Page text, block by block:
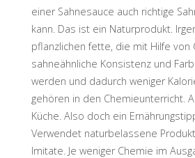
einer Sahnesauce auch richtige
kann. Das ist ein Naturprodukt.
pflanzlichen fette, die mit Hilfe von
sahneähnliche Konsistenz und
werden und dadurch weniger
gehören in den Chemieunterricht.
Küche. Also doch ein
Verwendet naturbelassene
Imitate. Je weniger Chemie im